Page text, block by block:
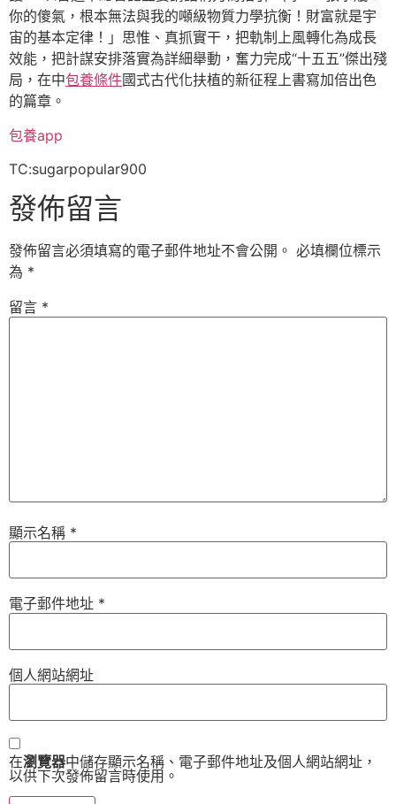
你的傻氣，根本無法與我的噸級物質力學抗衡！財富就是宇
宙的基本定律！」思惟、真抓實干，把軌制上風轉化為成長
效能，把計謀安排落實為詳細舉動，奮力完成“十五五”傑出殘
局，在中包養條件國式古代化扶植的新征程上書寫加倍出色
的篇章。
包養app
TC:sugarpopular900
發佈留言
發佈留言必須填寫的電子郵件地址不會公開。 必填欄位標示
為 *
留言 *
顯示名稱 *
電子郵件地址 *
個人網站網址
在瀏覽器中儲存顯示名稱、電子郵件地址及個人網站網址，
以供下次發佈留言時使用。